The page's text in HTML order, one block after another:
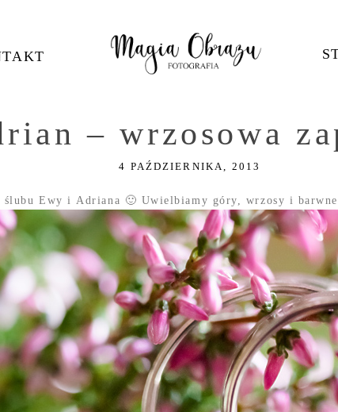
– wrzosowa
4 PAŹDZIERNIKA, 2013
Ewy i Adriana 🙂 Uwielbiamy góry, wrzosy i